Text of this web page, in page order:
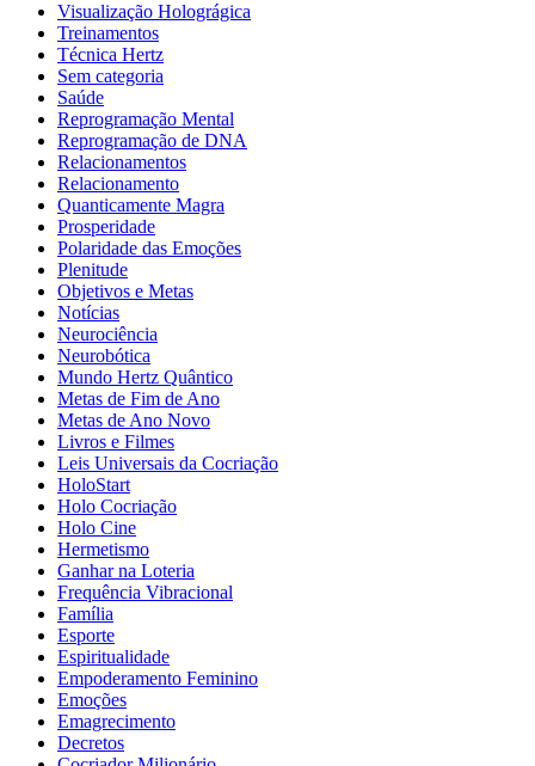
Visualização Holográgica
Treinamentos
Técnica Hertz
Sem categoria
Saúde
Reprogramação Mental
Reprogramação de DNA
Relacionamentos
Relacionamento
Quanticamente Magra
Prosperidade
Polaridade das Emoções
Plenitude
Objetivos e Metas
Notícias
Neurociência
Neurobótica
Mundo Hertz Quântico
Metas de Fim de Ano
Metas de Ano Novo
Livros e Filmes
Leis Universais da Cocriação
HoloStart
Holo Cocriação
Holo Cine
Hermetismo
Ganhar na Loteria
Frequência Vibracional
Família
Esporte
Espiritualidade
Empoderamento Feminino
Emoções
Emagrecimento
Decretos